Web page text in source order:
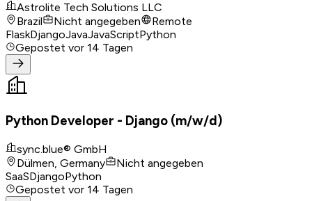
Astrolite Tech Solutions LLC
Brazil
Nicht angegeben
Remote
FlaskDjangoJavaJavaScriptPython
Gepostet vor 14 Tagen
Python Developer - Django (m/w/d)
sync.blue® GmbH
Dülmen, Germany
Nicht angegeben
SaaSDjangoPython
Gepostet vor 14 Tagen